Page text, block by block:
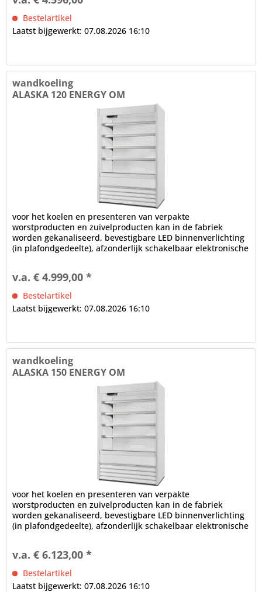
Bestelartikel
Laatst bijgewerkt: 07.08.2026 16:10
wandkoeling
ALASKA 120 ENERGY OM
voor het koelen en presenteren van verpakte
worstproducten en zuivelproducten kan in de fabriek
worden gekanaliseerd, bevestigbare LED binnenverlichting
(in plafondgedeelte), afzonderlijk schakelbaar elektronische
v.a. € 4.999,00 *
Bestelartikel
Laatst bijgewerkt: 07.08.2026 16:10
wandkoeling
ALASKA 150 ENERGY OM
voor het koelen en presenteren van verpakte
worstproducten en zuivelproducten kan in de fabriek
worden gekanaliseerd, bevestigbare LED binnenverlichting
(in plafondgedeelte), afzonderlijk schakelbaar elektronische
v.a. € 6.123,00 *
Bestelartikel
Laatst bijgewerkt: 07.08.2026 16:10